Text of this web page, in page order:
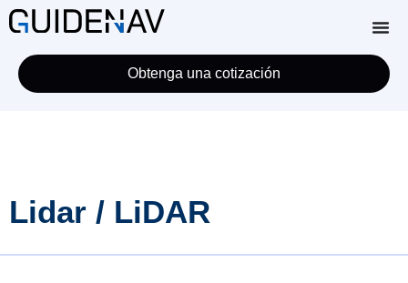
Obtenga una cotización
Lidar / LiDAR